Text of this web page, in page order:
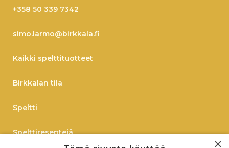
+358 50 339 7342
simo.larmo@birkkala.fi
Kaikki spelttituotteet
Birkkalan tila
Speltti
Spelttireseptejä
×